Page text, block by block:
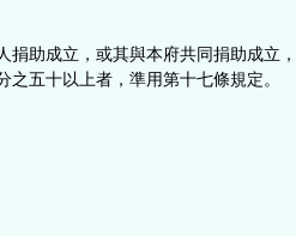
捐助成立，或其與本府共同捐助成立
五十以上者，準用第十七條規定。